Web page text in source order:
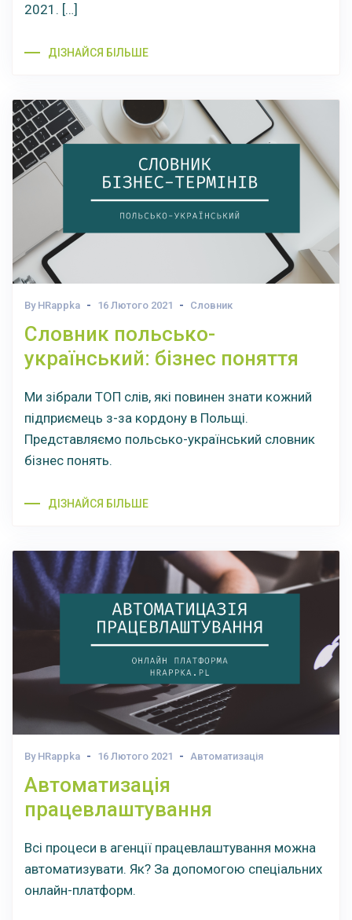
2021. […]
ДІЗНАЙСЯ БІЛЬШЕ
By HRappka 16 Лютого 2021 Словник
Словник польсько-
український: бізнес поняття
Ми зібрали ТОП слів, які повинен знати кожний
підприємець з-за кордону в Польщі.
Представляємо польсько-український словник
бізнес понять.
ДІЗНАЙСЯ БІЛЬШЕ
By HRappka 16 Лютого 2021 Автоматизація
Автоматизація
працевлаштування
Всі процеси в агенції працевлаштування можна
автоматизувати. Як? За допомогою спеціальних
онлайн-платформ.